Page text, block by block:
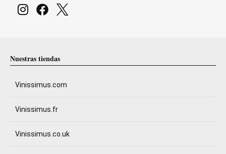
Nuestras tiendas
Vinissimus.com
Vinissimus.fr
Vinissimus.co.uk